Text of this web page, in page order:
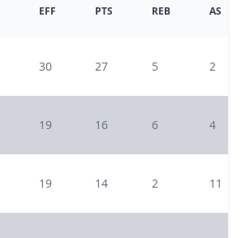
EFF PTS REB AS
30 27 5 2
19 16 6 4
19 14 2 11